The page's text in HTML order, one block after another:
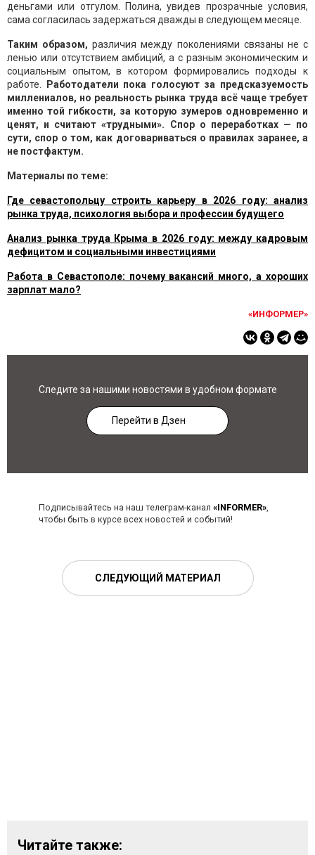
деньгами или отгулом. Полина, увидев прозрачные условия,
сама согласилась задержаться дважды в следующем месяце.
Таким образом,различия между поколениями связаны не с
ленью или отсутствием амбиций, а с разным экономическим и
социальным опытом, в котором формировались подходы к
работе.
Работодатели пока голосуют за предсказуемость
миллениалов, но реальность рынка труда всё чаще требует
именно той гибкости, за которую зумеров одновременно и
ценят, и считают «трудными». Спор о переработках — по
сути, спор о том, как договариваться о правилах заранее, а
не постфактум.
Материалы по теме:
Где севастопольцу строить карьеру в 2026 году: анализ
рынка труда, психология выбора и профессии будущего
Анализ рынка труда Крыма в 2026 году: между кадровым
дефицитом и социальными инвестициями
Работа в Севастополе: почему вакансий много, а хороших
зарплат мало?
«ИНФОРМЕР»
Следите за нашими новостями в удобном формате
Перейти в Дзен
Подписывайтесь на наш телеграм-канал «INFORMER»,
чтобы быть в курсе всех новостей и событий!
СЛЕДУЮЩИЙ МАТЕРИАЛ
Читайте также: